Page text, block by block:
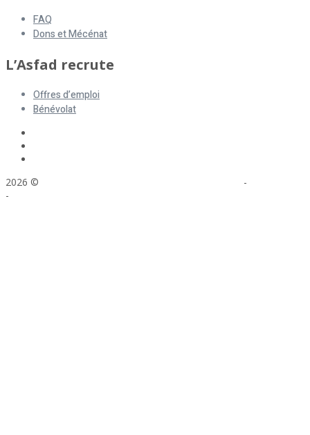
FAQ
Dons et Mécénat
L’Asfad recrute
Offres d’emploi
Bénévolat
2026 © -
-